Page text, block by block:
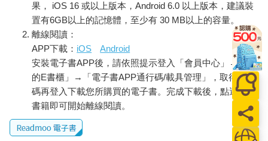
果， iOS 16 或以上版本，Android 6.0 以上版本，建議裝
置有6GB以上的記憶體，至少有 30 MB以上的容量。
離線閱讀：
APP下載： iOS
Android
安裝電子書APP後，請依照提示登入「會員中心」→「我
的E書櫃」→「電子書APP通行碼/載具管理」，取得通行
碼再登入下載您所購買的電子書。完成下載後，點選任一
書籍即可開始離線閱讀。